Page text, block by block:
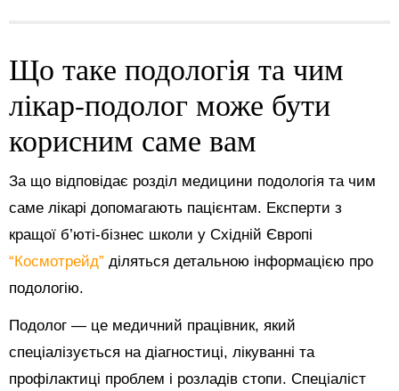
Що таке подологія та чим
лікар-подолог може бути
корисним саме вам
За що відповідає розділ медицини подологія та чим
саме лікарі допомагають пацієнтам. Експерти з
кращої б’юті-бізнес школи у Східній Європі
“Космотрейд” діляться детальною інформацією про
подологію.
Подолог — це медичний працівник, який
спеціалізується на діагностиці, лікуванні та
профілактиці проблем і розладів стопи. Спеціаліст